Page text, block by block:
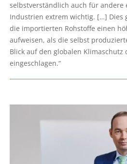
selbstverständlich auch für andere
Industrien extrem wichtig. […] Dies
die importierten Rohstoffe einen
aufweisen, als die selbst
Blick auf den globalen Klimaschutz
eingeschlagen.“